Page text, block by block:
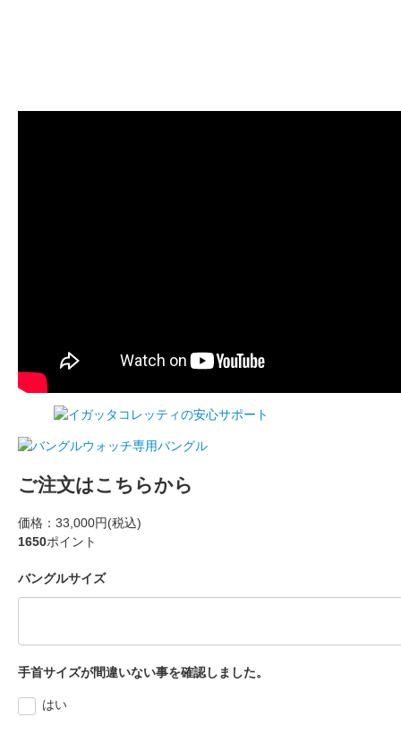
ご注文はこちらから
価格： 33,000円(税込)
1650ポイント
バングルサイズ
手首サイズが間違いない事を確認しました。
はい